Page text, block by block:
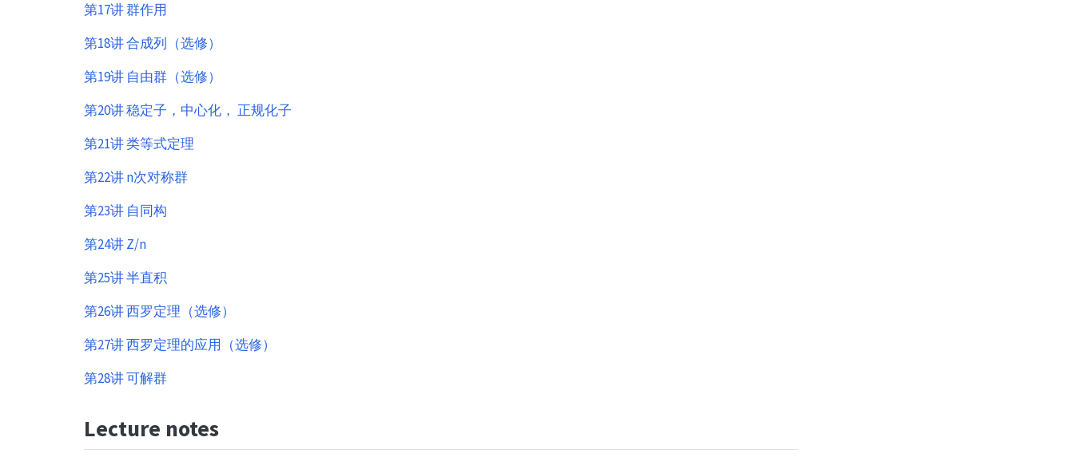
第17讲 群作用
第18讲 合成列（选修）
第19讲 自由群（选修）
第20讲 稳定子，中心化， 正规化子
第21讲 类等式定理
第22讲 n次对称群
第23讲 自同构
第24讲 Z/n
第25讲 半直积
第26讲 西罗定理（选修）
第27讲 西罗定理的应用（选修）
第28讲 可解群
Lecture notes